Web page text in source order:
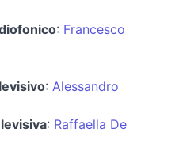
: Francesco
: Alessandro
: Raffaella De